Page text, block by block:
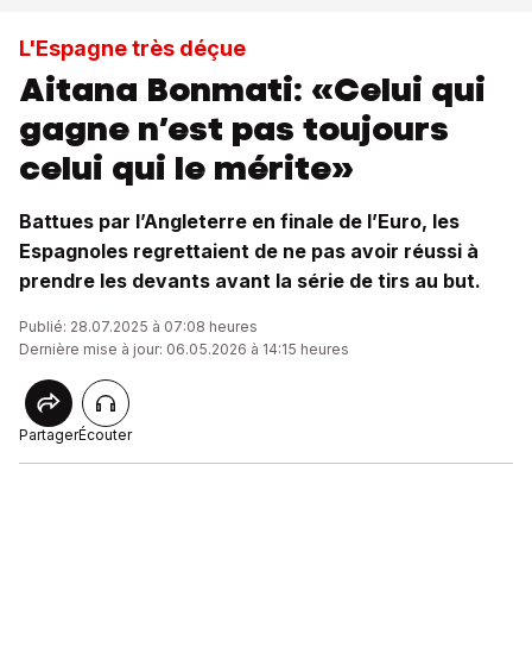
L'Espagne très déçue
Aitana Bonmati: «Celui qui
gagne n’est pas toujours
celui qui le mérite»
Battues par l’Angleterre en finale de l’Euro, les
Espagnoles regrettaient de ne pas avoir réussi à
prendre les devants avant la série de tirs au but.
Publié: 28.07.2025 à 07:08 heures
Dernière mise à jour: 06.05.2026 à 14:15 heures
PartagerÉcouter